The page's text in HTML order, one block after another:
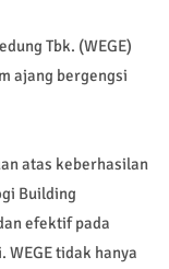
Tbk. (WEGE)
ajang bergengsi
atas keberhasilan
Building
efektif pada
tidak hanya